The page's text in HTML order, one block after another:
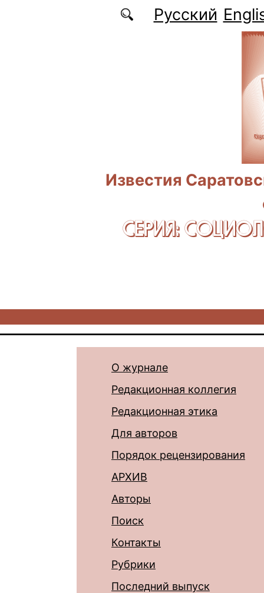
Перейти к основному содержаниюРусский
Известия
СЕРИЯ:
О журнале
Редакционная коллегия
Редакционная этика
Для авторов
Порядок рецензирования
АРХИВ
Авторы
Поиск
Контакты
Рубрики
Последний выпуск